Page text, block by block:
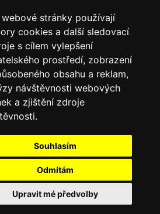
stránky používají
cookies a další sledovací
s cílem vylepšení
prostředí, zobrazení
obsahu a reklam,
návštěvnosti webových
a zjištění zdroje
Souhlasím
Odmítám
Upravit mé předvolby
aktualizace 23. 7. 2026 09:45
- tvorba internetových stránek